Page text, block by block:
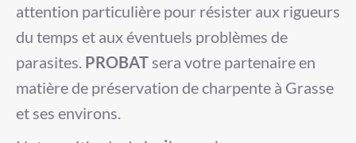
attention particulière pour résister aux rigueurs
du temps et aux éventuels problèmes de
parasites. PROBAT sera votre partenaire en
matière de préservation de charpente à Grasse
et ses environs.